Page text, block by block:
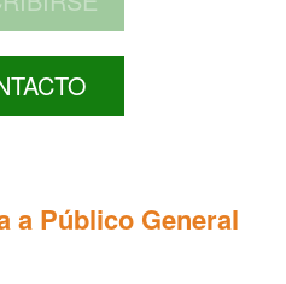
a Público General